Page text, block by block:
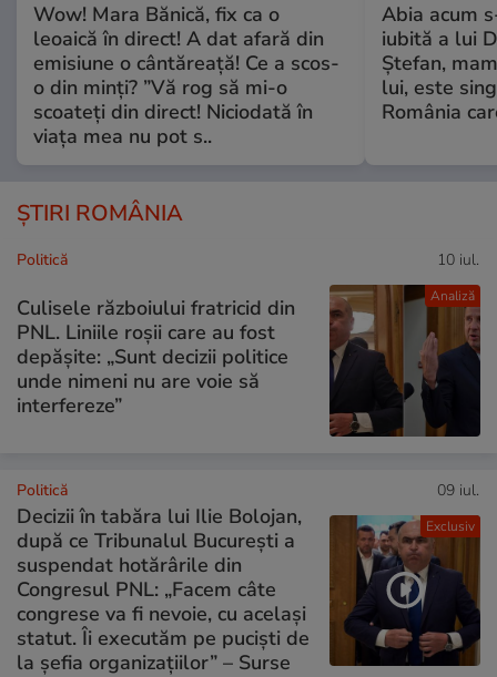
Wow! Mara Bănică, fix ca o
leoaică în direct! A dat afară din
emisiune o cântăreață! Ce a scos-
o din minți? ”Vă rog să mi-o
scoateți din direct! Niciodată în
viața mea nu pot s..
Abia acum
iubită a lui
Ștefan,
lui, este
România
ȘTIRI ROMÂNIA
Analiză
Politică 10 iul.
Culisele războiului fratricid din
PNL. Liniile roșii care au fost
depășite: „Sunt decizii politice
unde nimeni nu are voie să
interfereze”
Exclusiv
Politică 09 iul.
Decizii în tabăra lui Ilie Bolojan,
după ce Tribunalul București a
suspendat hotărârile din
Congresul PNL: „Facem câte
congrese va fi nevoie, cu același
statut. Îi executăm pe puciști de
la șefia organizațiilor” – Surse